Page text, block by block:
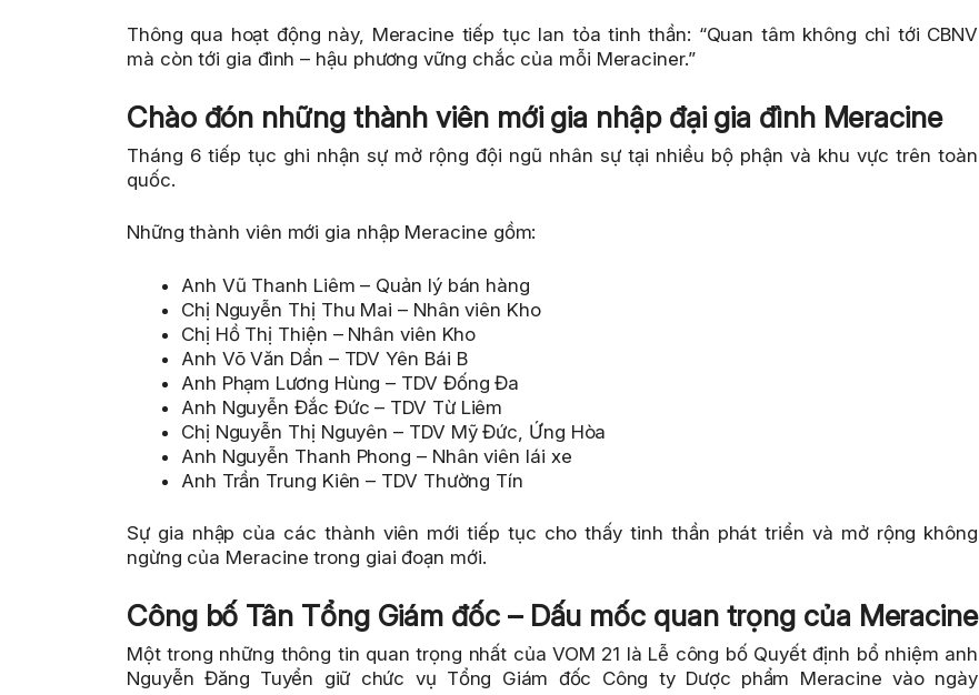
Thông qua hoạt động này, Meracine tiếp tục lan tỏa tinh thần: “Quan tâm không chỉ tới CBNV
mà còn tới gia đình – hậu phương vững chắc của mỗi Meraciner.”
Chào đón những thành viên mới gia nhập đại gia đình Meracine
Tháng 6 tiếp tục ghi nhận sự mở rộng đội ngũ nhân sự tại nhiều bộ phận và khu vực trên toàn
quốc.
Những thành viên mới gia nhập Meracine gồm:
Anh Vũ Thanh Liêm – Quản lý bán hàng
Chị Nguyễn Thị Thu Mai – Nhân viên Kho
Chị Hồ Thị Thiện – Nhân viên Kho
Anh Võ Văn Dần – TDV Yên Bái B
Anh Phạm Lương Hùng – TDV Đống Đa
Anh Nguyễn Đắc Đức – TDV Từ Liêm
Chị Nguyễn Thị Nguyên – TDV Mỹ Đức, Ứng Hòa
Anh Nguyễn Thanh Phong – Nhân viên lái xe
Anh Trần Trung Kiên – TDV Thường Tín
Sự gia nhập của các thành viên mới tiếp tục cho thấy tinh thần phát triển và mở rộng không
ngừng của Meracine trong giai đoạn mới.
Công bố Tân Tổng Giám đốc – Dấu mốc quan trọng của Meracine
Một trong những thông tin quan trọng nhất của VOM 21 là Lễ công bố Quyết định bổ nhiệm anh
Nguyễn Đăng Tuyển giữ chức vụ Tổng Giám đốc Công ty Dược phẩm Meracine vào ngày